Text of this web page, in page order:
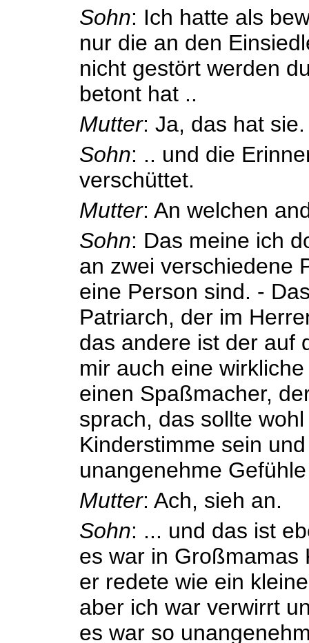
Sohn: Ich hatte als
nur die an den
nicht gestört werden
betont hat ..
Mutter: Ja, das hat sie.
Sohn: .. und die
verschüttet.
Mutter: An welchen
Sohn: Das meine ich
an zwei verschiedene
eine Person sind. -
Patriarch, der im
das andere ist der auf
mir auch eine
einen Spaßmacher,
sprach, das sollte
Kinderstimme sein
unangenehme
Mutter: Ach, sieh an.
Sohn: ... und das ist
es war in Großmamas
er redete wie ein
aber ich war verwirrt
es war so